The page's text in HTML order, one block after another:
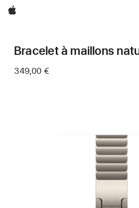
Apple
Bracelet à maillons
349,00 €